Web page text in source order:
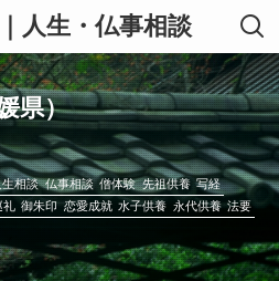
人生・仏事相談
県）
生相談 仏事相談 僧体験 先祖供養 写経
礼 御朱印 恋愛成就 水子供養 永代供養 法要